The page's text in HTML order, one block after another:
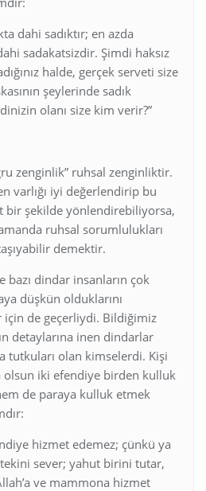
dahi sadıktır; en azda
sadakatsizdir. Şimdi haksız
halde, gerçek serveti size
şeylerinde sadık
olanı size kim verir?”
zenginlik” ruhsal zenginliktir.
varlığı iyi değerlendirip bu
bir şekilde yönlendirebiliyorsa,
ruhsal sorumlulukları
demektir.
dindar insanların çok
düşkün olduklarını
için de geçerliydi. Bildiğimiz
detaylarına inen dindarlar
tutkuları olan kimselerdi. Kişi
iki efendiye birden kulluk
de paraya kulluk etmek
hizmet edemez; çünkü ya
sever; yahut birini tutar,
ve mammona hizmet